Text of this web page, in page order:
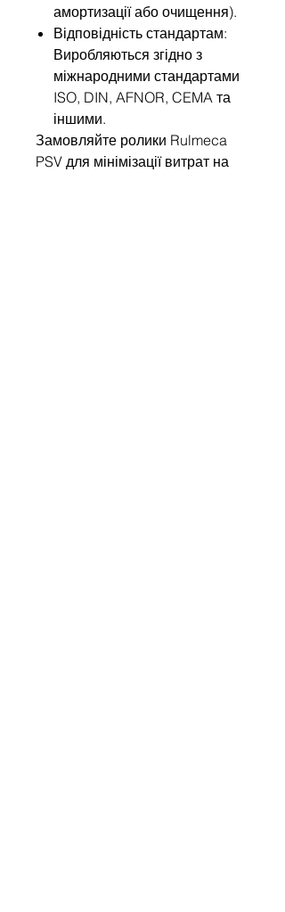
амортизації або очищення).
Відповідність стандартам:
Виробляються згідно з
міжнародними стандартами
ISO, DIN, AFNOR, CEMA та
іншими.
Замовляйте ролики Rulmeca
PSV для мінімізації витрат на